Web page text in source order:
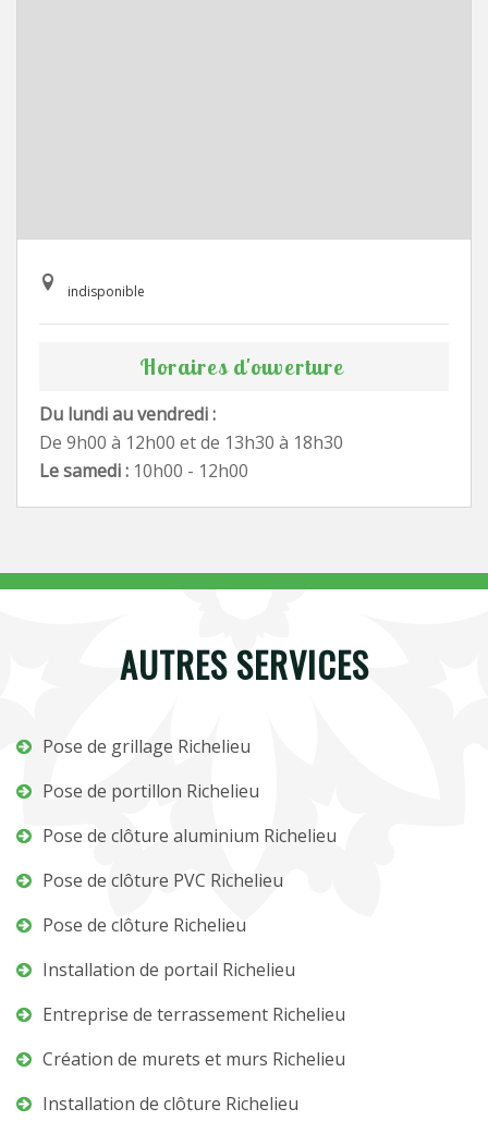
indisponible
Horaires d'ouverture
Du lundi au vendredi :
De 9h00 à 12h00 et de 13h30 à 18h30
Le samedi : 10h00 - 12h00
AUTRES SERVICES
Pose de grillage Richelieu
Pose de portillon Richelieu
Pose de clôture aluminium Richelieu
Pose de clôture PVC Richelieu
Pose de clôture Richelieu
Installation de portail Richelieu
Entreprise de terrassement Richelieu
Création de murets et murs Richelieu
Installation de clôture Richelieu